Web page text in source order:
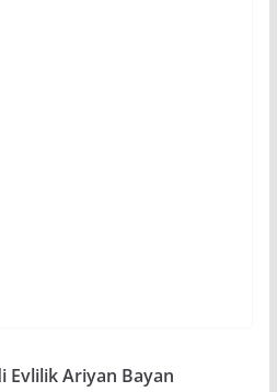
Evlilik Ariyan Bayan